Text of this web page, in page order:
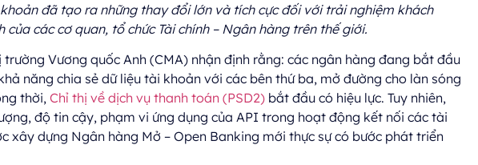
đã tạo ra những thay đổi lớn và tích cực đối với trải nghiệm khách
của các cơ quan, tổ chức Tài chính – Ngân hàng trên thế giới.
trường Vương quốc Anh (CMA) nhận định rằng: các ngân hàng đang bắt đầu
năng chia sẻ dữ liệu tài khoản với các bên thứ ba, mở đường cho làn sóng
thời, Chỉ thị về dịch vụ thanh toán (PSD2) bắt đầu có hiệu lực. Tuy nhiên,
độ tin cậy, phạm vi ứng dụng của API trong hoạt động kết nối các tài
xây dựng Ngân hàng Mở – Open Banking mới thực sự có bước phát triển